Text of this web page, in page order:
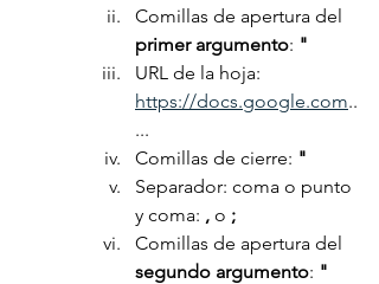
Comillas de apertura del
primer argumento: "
URL de la hoja:
https://docs.google.com..
...
Comillas de cierre: "
Separador: coma o punto
y coma: , o ;
Comillas de apertura del
segundo argumento: "